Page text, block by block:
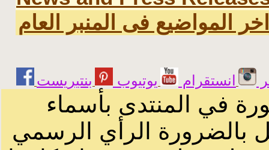
اخر المواضيع فى المنبر العام
انستقرام يوتيوب
في المنتدى بأسماء
بالضرورة الرأي الرسمي